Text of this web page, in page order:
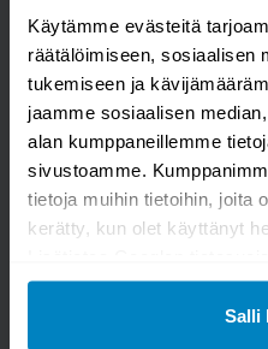
Käytämme evästeitä
räätälöimiseen, sosiaalisen
tukemiseen ja
jaamme sosiaalisen
alan kumppaneillemme
sivustoamme.
tietoja muihin tietoihin, joita
kerätty, kun olet käyttänyt
Salli
Kysymys/vastaus saa